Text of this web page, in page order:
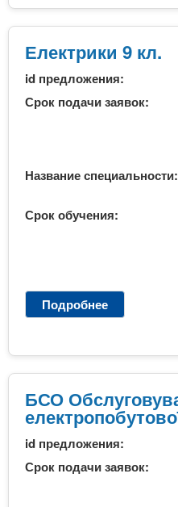
е
к
т
р
о
п
а
ч
н
к
Електрики 9 кл.
id предложения:
Срок подачи заявок:
Название специальности:
Срок обучения:
Подробнее
Е
е
к
т
р
и
к
и
БСО
id предложения:
Срок подачи заявок: